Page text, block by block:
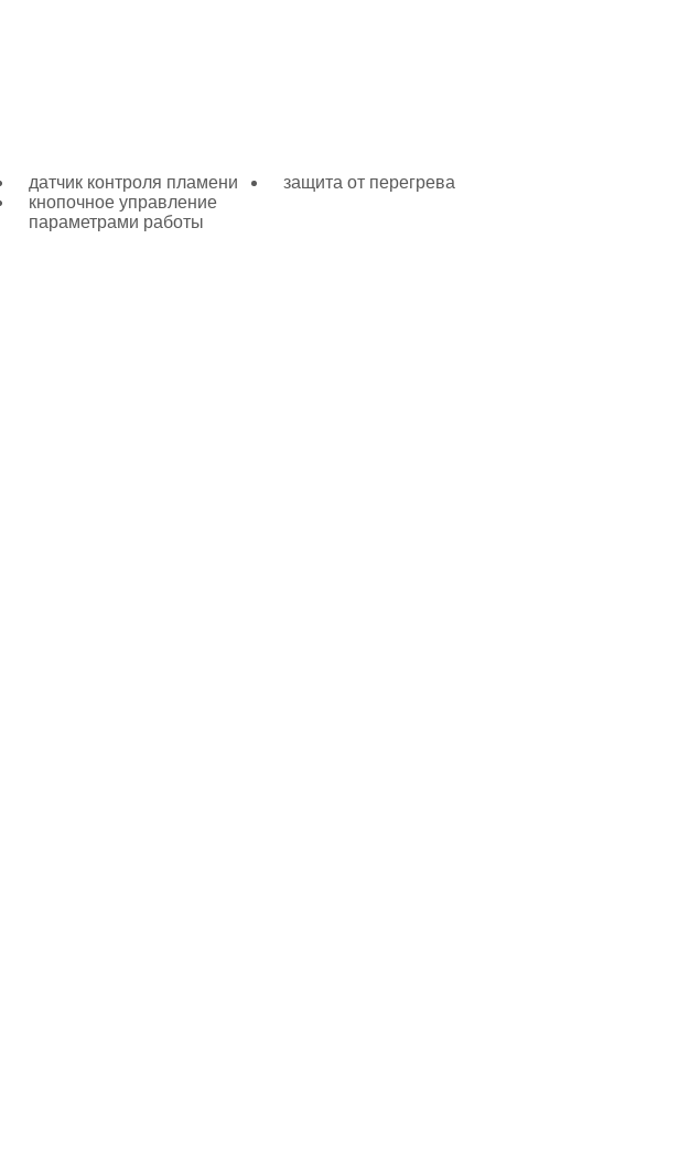
датчик контроля пламени
защита от перегрева
кнопочное управление
параметрами работы